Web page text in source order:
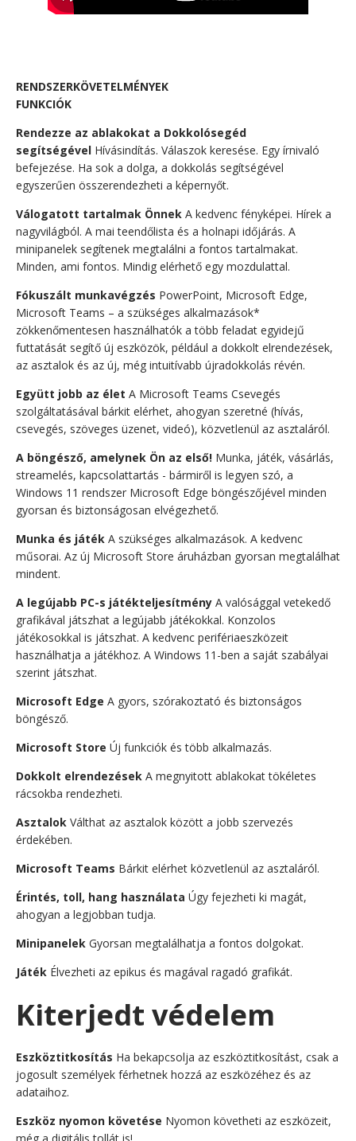
RENDSZERKÖVETELMÉNYEK
FUNKCIÓK
Rendezze az ablakokat a Dokkolósegéd
segítségével Hívásindítás. Válaszok keresése. Egy írnivaló
befejezése. Ha sok a dolga, a dokkolás segítségével
egyszerűen összerendezheti a képernyőt.
Válogatott tartalmak Önnek A kedvenc fényképei. Hírek a
nagyvilágból. A mai teendőlista és a holnapi időjárás. A
minipanelek segítenek megtalálni a fontos tartalmakat.
Minden, ami fontos. Mindig elérhető egy mozdulattal.
Fókuszált munkavégzés PowerPoint, Microsoft Edge,
Microsoft Teams – a szükséges alkalmazások*
zökkenőmentesen használhatók a több feladat egyidejű
futtatását segítő új eszközök, például a dokkolt elrendezések,
az asztalok és az új, még intuitívabb újradokkolás révén.
Együtt jobb az élet A Microsoft Teams Csevegés
szolgáltatásával bárkit elérhet, ahogyan szeretné (hívás,
csevegés, szöveges üzenet, videó), közvetlenül az asztaláról.
A böngésző, amelynek Ön az első! Munka, játék, vásárlás,
streamelés, kapcsolattartás - bármiről is legyen szó, a
Windows 11 rendszer Microsoft Edge böngészőjével minden
gyorsan és biztonságosan elvégezhető.
Munka és játék A szükséges alkalmazások. A kedvenc
műsorai. Az új Microsoft Store áruházban gyorsan megtalálhat
mindent.
A legújabb PC-s játékteljesítmény A valósággal vetekedő
grafikával játszhat a legújabb játékokkal. Konzolos
játékosokkal is játszhat. A kedvenc perifériaeszközeit
használhatja a játékhoz. A Windows 11-ben a saját szabályai
szerint játszhat.
Microsoft Edge A gyors, szórakoztató és biztonságos
böngésző.
Microsoft Store Új funkciók és több alkalmazás.
Dokkolt elrendezések A megnyitott ablakokat tökéletes
rácsokba rendezheti.
Asztalok Válthat az asztalok között a jobb szervezés
érdekében.
Microsoft Teams Bárkit elérhet közvetlenül az asztaláról.
Érintés, toll, hang használata Úgy fejezheti ki magát,
ahogyan a legjobban tudja.
Minipanelek Gyorsan megtalálhatja a fontos dolgokat.
Játék Élvezheti az epikus és magával ragadó grafikát.
Kiterjedt védelem
Eszköztitkosítás Ha bekapcsolja az eszköztitkosítást, csak a
jogosult személyek férhetnek hozzá az eszközéhez és az
adataihoz.
Eszköz nyomon követése Nyomon követheti az eszközeit,